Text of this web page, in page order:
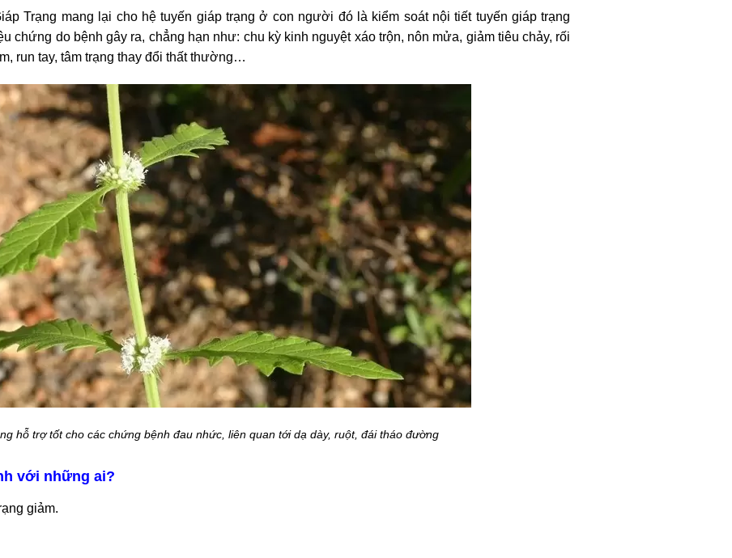
Trạng mang lại cho hệ tuyến giáp trạng ở con người đó là kiểm soát nội tiết tuyến giáp trạng
chứng do bệnh gây ra, chẳng hạn như: chu kỳ kinh nguyệt xáo trộn, nôn mửa, giảm tiêu chảy, rối
run tay, tâm trạng thay đổi thất thường…
hỗ trợ tốt cho các chứng bệnh đau nhức, liên quan tới dạ dày, ruột, đái tháo đường
với những ai?
giảm.